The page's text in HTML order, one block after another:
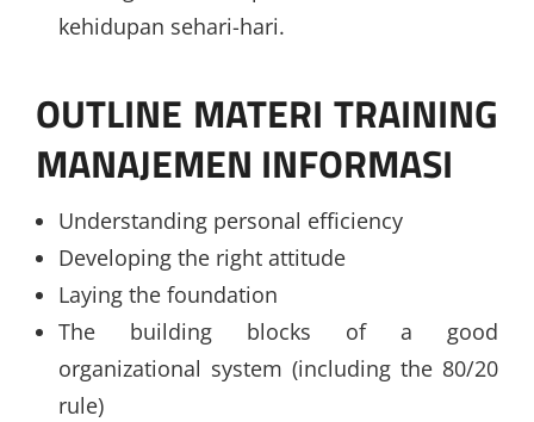
kehidupan sehari-hari.
OUTLINE MATERI TRAINING
MANAJEMEN INFORMASI
Understanding personal efficiency
Developing the right attitude
Laying the foundation
The building blocks of a good
organizational system (including the 80/20
rule)